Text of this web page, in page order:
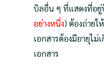
บิลอื่น ๆ ที่แสดงที่อยู่
อย่างหนึ่ง) ต้องถ่าย
เอกสารต้องมีอายุไ
เอกสาร